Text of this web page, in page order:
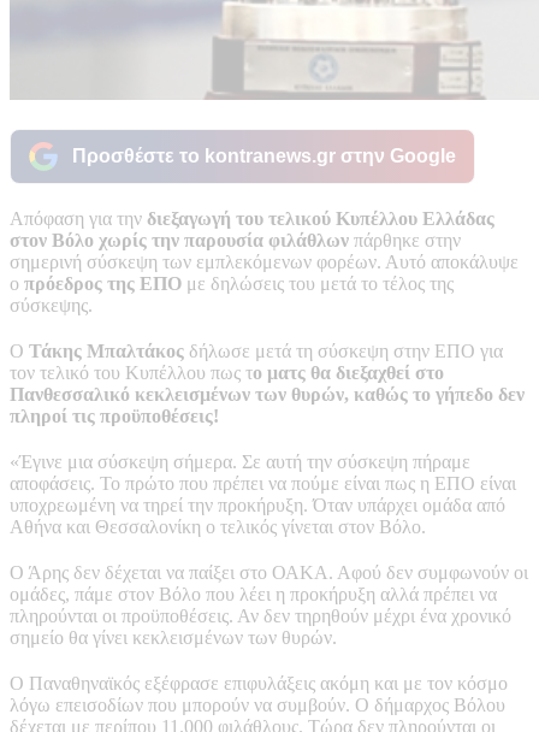
Προσθέστε το kontranews.gr στην Google
Απόφαση για την διεξαγωγή του τελικού Κυπέλλου Ελλάδας
στον Βόλο χωρίς την παρουσία φιλάθλων πάρθηκε στην
σημερινή σύσκεψη των εμπλεκόμενων φορέων. Αυτό αποκάλυψε
ο πρόεδρος της ΕΠΟ με δηλώσεις του μετά το τέλος της
σύσκεψης.
Ο Τάκης Μπαλτάκος δήλωσε μετά τη σύσκεψη στην ΕΠΟ για
τον τελικό του Κυπέλλου πως το ματς θα διεξαχθεί στο
Πανθεσσαλικό κεκλεισμένων των θυρών, καθώς το γήπεδο δεν
πληροί τις προϋποθέσεις!
«Έγινε μια σύσκεψη σήμερα. Σε αυτή την σύσκεψη πήραμε
αποφάσεις. Το πρώτο που πρέπει να πούμε είναι πως η ΕΠΟ είναι
υποχρεωμένη να τηρεί την προκήρυξη. Όταν υπάρχει ομάδα από
Αθήνα και Θεσσαλονίκη ο τελικός γίνεται στον Βόλο.
Ο Άρης δεν δέχεται να παίξει στο ΟΑΚΑ. Αφού δεν συμφωνούν οι
ομάδες, πάμε στον Βόλο που λέει η προκήρυξη αλλά πρέπει να
πληρούνται οι προϋποθέσεις. Αν δεν τηρηθούν μέχρι ένα χρονικό
σημείο θα γίνει κεκλεισμένων των θυρών.
Ο Παναθηναϊκός εξέφρασε επιφυλάξεις ακόμη και με τον κόσμο
λόγω επεισοδίων που μπορούν να συμβούν. Ο δήμαρχος Βόλου
δέχεται με περίπου 11.000 φιλάθλους. Τώρα δεν πληρούνται οι